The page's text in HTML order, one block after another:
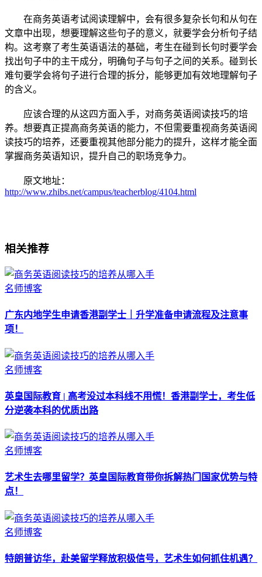
在商务英语考试阅读理解中，会有很多复杂长句和从句在
文章中出现，想要理解这些句子的意义，就要学会分析句子结
构。这考察了考生英语语法的基础，考生在碰到长句时要学会
找出句子中的主干成分，明确句子与句子之间的关系。碰到长
难句要学会将句子进行合理的拆分，能够更加有效地理解句子
的含义。
应该合理的从这四方面入手，对商务英语阅读技巧的培
养。想要真正提高商务英语的能力，不但需要重视商务英语阅
读技巧的培养，还要重视其他部分能力的提升，这样才能全面
掌握商务英语知识，提升自己的职场竞争力。
原文地址：
http://www.zhibs.net/campus/teacherblog/4104.html
相关推荐
名师博客
广东内地学生申请香港副学士｜升学准备申请流程及注意事
项！
名师博客
英皇国际教育 | 高考没过本科线不用慌！香港副学士，考生低
分逆袭本科的优质出路
名师博客
艺术生去哪里留学？英皇国际教育带你拆解热门国家优势与特
点！
名师博客
特朗普访华，赴美留学释放积极信号，艺术生如何抓住机遇？